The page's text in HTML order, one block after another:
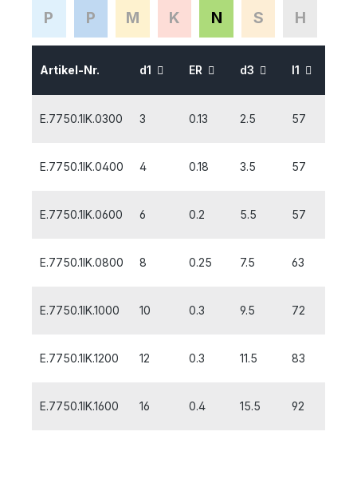
P P M K N S H
Artikel-Nr. d1 ER d3 l1
E.7750.1IK.0300 3 0.13 2.5 57
E.7750.1IK.0400 4 0.18 3.5 57
E.7750.1IK.0600 6 0.2 5.5 57
E.7750.1IK.0800 8 0.25 7.5 63
E.7750.1IK.1000 10 0.3 9.5 72
E.7750.1IK.1200 12 0.3 11.5 83
E.7750.1IK.1600 16 0.4 15.5 92